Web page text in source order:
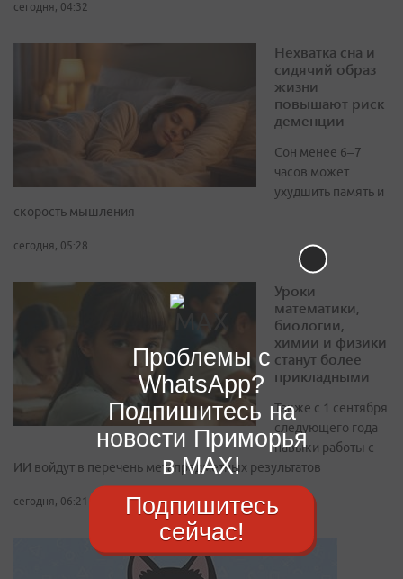
сегодня, 04:32
Нехватка сна и
сидячий образ
жизни
повышают риск
деменции
Сон менее 6–7
часов может
ухудшить память и
скорость мышления
сегодня, 05:28
Уроки
математики,
биологии,
химии и физики
станут более
прикладными
Также с 1 сентября
следующего года
навыки работы с
ИИ войдут в перечень метапредметных результатов
сегодня, 06:21
Проблемы с
WhatsApp?
Подпишитесь на
новости Приморья
в MAX!
Подпишитесь
сейчас!